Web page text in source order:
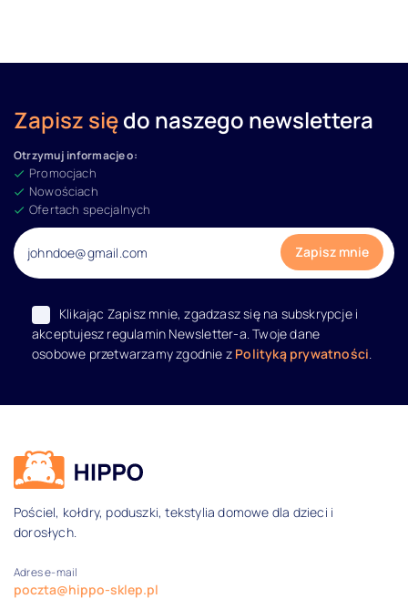
Zapisz siędo naszego newslettera
Otrzymuj informacje o:
Promocjach
Nowościach
Ofertach specjalnych
Klikając Zapisz mnie, zgadzasz się na subskrypcje i
akceptujesz regulamin Newsletter-a. Twoje dane
osobowe przetwarzamy zgodnie z Polityką prywatności.
Dane kontaktowe i informacje
Pościel, kołdry, poduszki, tekstylia domowe dla dzieci i
dorosłych.
Adres e-mail
poczta@hippo-sklep.pl